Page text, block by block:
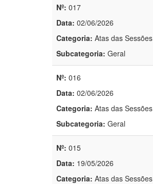
Nº: 017
Data: 02/06/2026
Categoria: Atas das Sessões
Subcategoria: Geral
Nº: 016
Data: 02/06/2026
Categoria: Atas das Sessões
Subcategoria: Geral
Nº: 015
Data: 19/05/2026
Categoria: Atas das Sessões